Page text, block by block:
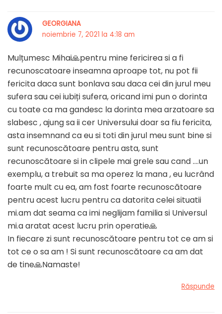
GEORGIANA
noiembrie 7, 2021 la 4:18 am
Mulțumesc Mihai🙏pentru mine fericirea si a fi
recunoscatoare inseamna aproape tot, nu pot fii
fericita daca sunt bonlava sau daca cei din jurul meu
sufera sau cei iubiți sufera, oricand imi pun o dorinta
cu toate ca ma gandesc la dorinta mea arzatoare sa
slabesc , ajung sa ii cer Universului doar sa fiu fericita,
asta insemnand ca eu si toti din jurul meu sunt bine si
sunt recunoscătoare pentru asta, sunt
recunoscătoare si in clipele mai grele sau cand ….un
exemplu, a trebuit sa ma operez la mana , eu lucrând
foarte mult cu ea, am fost foarte recunoscătoare
pentru acest lucru pentru ca datorita celei situatii
mi.am dat seama ca imi neglijam familia si Universul
mi.a aratat acest lucru prin operatie🙏
In fiecare zi sunt recunoscătoare pentru tot ce am si
tot ce o sa am ! Si sunt recunoscătoare ca am dat
de tine🙏Namaste!
Răspunde